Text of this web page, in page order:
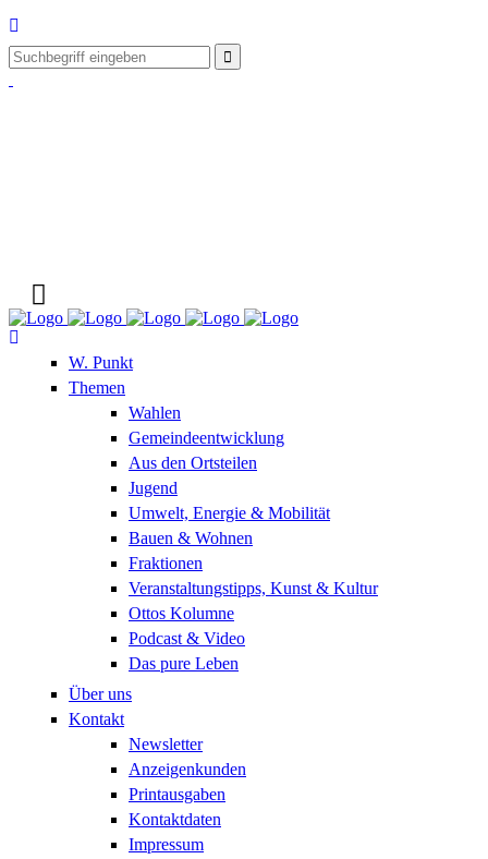
W. Punkt
Themen
Wahlen
Gemeindeentwicklung
Aus den Ortsteilen
Jugend
Umwelt, Energie & Mobilität
Bauen & Wohnen
Fraktionen
Veranstaltungstipps, Kunst & Kultur
Ottos Kolumne
Podcast & Video
Das pure Leben
Über uns
Kontakt
Newsletter
Anzeigenkunden
Printausgaben
Kontaktdaten
Impressum